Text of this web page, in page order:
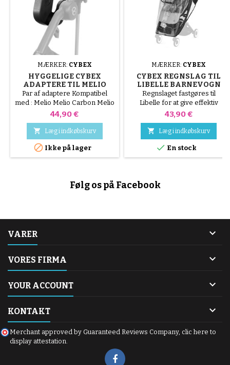
MÆRKER: CYBEX
HYGGELIGE CYBEX
ADAPTERE TIL MELIO
KLAPVOGN
Par af adaptere Kompatibel
med : Melio Melio Carbon Melio
Street Alle babyautostole
Pris
44,90 €
 Læg i indkøbskurv
 Ikke på lager
MÆRKER: CYBEX
CYBEX REGNSLAG TIL
LIBELLE BARNEVOGN
Regnslaget fastgøres til
Libelle for at give effektiv
beskyttelse mod vind og vejr.
Pris
43,90 €
 Læg i indkøbskurv
 En stock
Følg os på Facebook
VARER 
VORES FIRMA 
YOUR ACCOUNT 
KONTAKT 
Merchant approved by Guaranteed Reviews Company, clic here to
display attestation